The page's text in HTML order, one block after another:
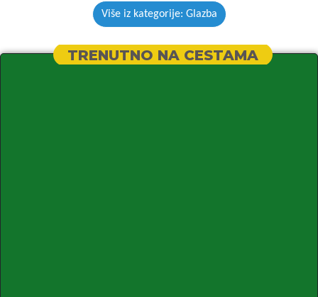
Više iz kategorije: Glazba
TRENUTNO NA CESTAMA